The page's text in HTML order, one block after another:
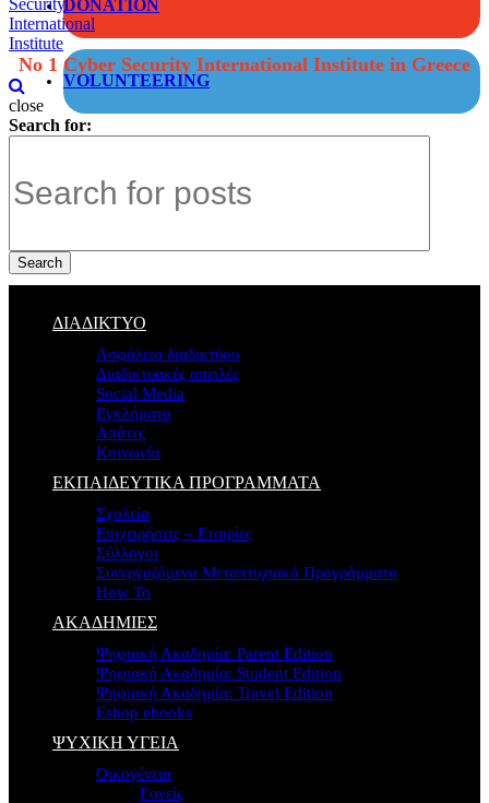
DONATION
VOLUNTEERING
No 1 Cyber Security International Institute in Greece
close
Search for:
Search
ΔΙΑΔΙΚΤΥΟ
Ασφάλεια διαδικτύου
Διαδικτυακές απειλές
Social Media
Εγκλήματα
Απάτες
Κοινωνία
ΕΚΠΑΙΔΕΥΤΙΚΑ ΠΡΟΓΡΑΜΜΑΤΑ
Σχολεία
Επιχειρήσεις – Εταιρίες
Σύλλογοι
Συνεργαζόμενα Μεταπτυχιακά Προγράμματα
How To
ΑΚΑΔΗΜΙΕΣ
Ψηφιακή Ακαδημία: Parent Edition
Ψηφιακή Ακαδημία: Student Edition
Ψηφιακή Ακαδημία: Travel Edition
Eshop ebooks
ΨΥΧΙΚΗ ΥΓΕΙΑ
Οικογένεια
Γονείς